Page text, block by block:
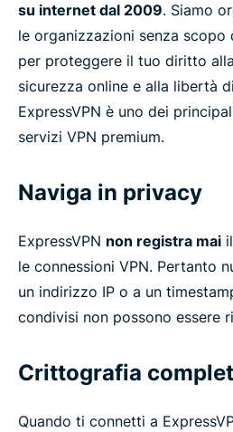
su internet dal 2009. Siamo
le organizzazioni senza
per proteggere il tuo diritto
sicurezza online e alla libertà
ExpressVPN è uno dei
servizi VPN premium.
Naviga in privacy
ExpressVPN non registra mai
le connessioni VPN. Pertanto
un indirizzo IP o a un
condivisi non possono essere
Crittografia
Quando ti connetti a